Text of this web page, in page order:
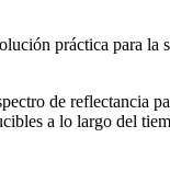
práctica para
de reflectancia
a lo largo del